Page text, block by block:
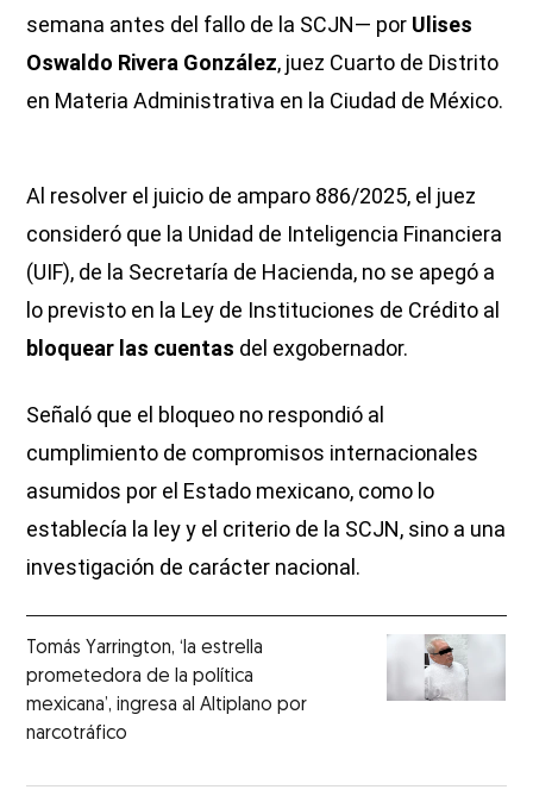
semana antes del fallo de la SCJN— por Ulises
Oswaldo Rivera González, juez Cuarto de Distrito
en Materia Administrativa en la Ciudad de México.
Al resolver el juicio de amparo 886/2025, el juez
consideró que la Unidad de Inteligencia Financiera
(UIF), de la Secretaría de Hacienda, no se apegó a
lo previsto en la Ley de Instituciones de Crédito al
bloquear las cuentas del exgobernador.
Señaló que el bloqueo no respondió al
cumplimiento de compromisos internacionales
asumidos por el Estado mexicano, como lo
establecía la ley y el criterio de la SCJN, sino a una
investigación de carácter nacional.
Tomás Yarrington, ‘la estrella
prometedora de la política
mexicana’, ingresa al Altiplano por
narcotráfico